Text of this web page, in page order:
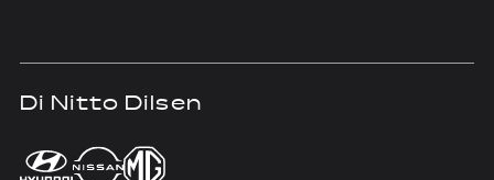
Di Nitto Dilsen